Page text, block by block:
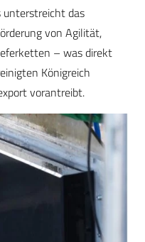
unterstreicht das
von Agilität,
– was direkt
Königreich
vorantreibt.